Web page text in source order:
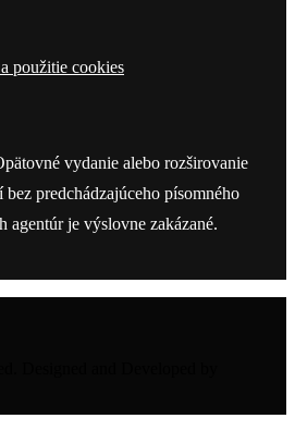
použitie cookies
vydanie alebo rozširovanie
predchádzajúceho písomného
agentúr je výslovne zakázané.